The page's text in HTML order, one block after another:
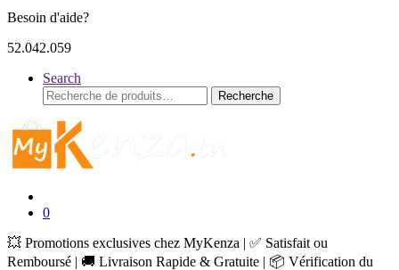
Besoin d'aide?
52.042.059
Search
Recherche
pour :
Recherche
0
💥 Promotions exclusives chez MyKenza | ✅ Satisfait ou
Remboursé | 🚚 Livraison Rapide & Gratuite | 📦 Vérification du